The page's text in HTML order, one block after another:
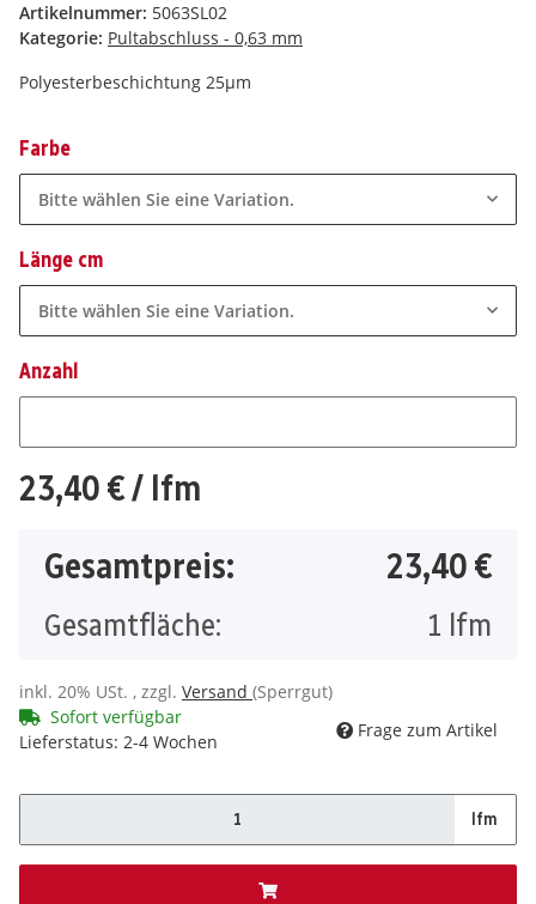
Artikelnummer: 5063SL02
Kategorie: Pultabschluss - 0,63 mm
Polyesterbeschichtung 25µm
Farbe
Bitte wählen Sie eine Variation.
Länge cm
Bitte wählen Sie eine Variation.
Anzahl
23,40 €/ lfm
Gesamtpreis:
23,40 €
Gesamtfläche: 1 lfm
inkl. 20% USt. , zzgl. Versand (Sperrgut)
Sofort verfügbar
Lieferstatus: 2-4 Wochen
Frage zum Artikel
lfm